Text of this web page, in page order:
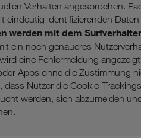
Verhalten angesprochen.
eindeutig identifizierenden
werden mit dem
ein noch genaueres
eine Fehlermeldung
Apps ohne die Zustimmung
Nutzer die Cookie-
werden, sich abzumelden